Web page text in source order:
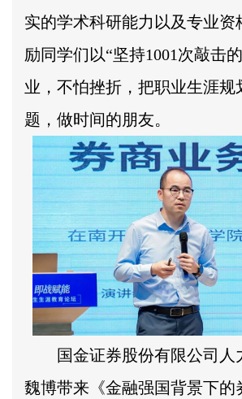
实的学术科研能力以及专业资
励同学们以“坚持1001次敲击
业，不怕挫折，把职业生涯规
题，做时间的朋友。
国金证券股份有限公司人
魏博带来《金融强国背景下的